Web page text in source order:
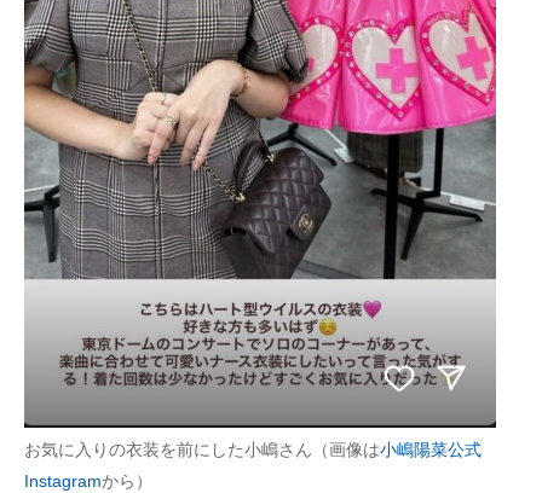
お気に入りの衣装を前にした小嶋さん（画像は小嶋陽菜公式
Instagramから）